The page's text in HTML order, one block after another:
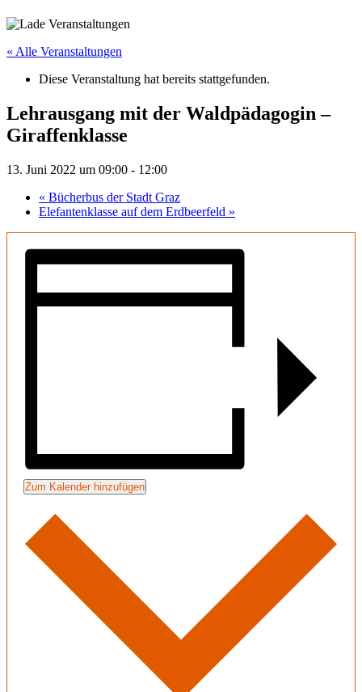
« Alle Veranstaltungen
Diese Veranstaltung hat bereits stattgefunden.
Lehrausgang mit der Waldpädagogin –
Giraffenklasse
13. Juni 2022 um 09:00 - 12:00
« Bücherbus der Stadt Graz
Elefantenklasse auf dem Erdbeerfeld »
Zum Kalender hinzufügen